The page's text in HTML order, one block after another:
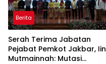
Berita
Serah Terima Jabatan
Pejabat Pemkot Jakbar, Iin
Mutmainnah: Mutasi